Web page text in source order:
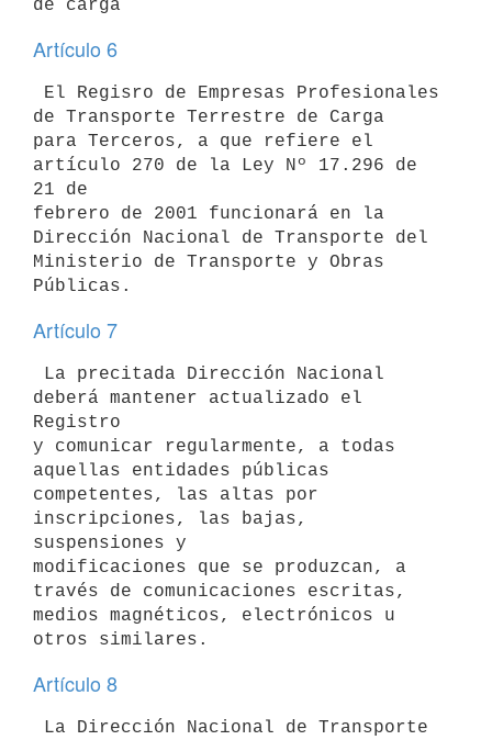
Artículo 6
de Transporte Terrestre de Carga
para Terceros, a que refiere el
artículo 270 de la Ley Nº 17.296 de
21 de
febrero de 2001 funcionará en la
Dirección Nacional de Transporte del
Ministerio de Transporte y Obras
Artículo 7
deberá mantener actualizado el
Registro
y comunicar regularmente, a todas
aquellas entidades públicas
competentes, las altas por
inscripciones, las bajas,
suspensiones y
modificaciones que se produzcan, a
través de comunicaciones escritas,
medios magnéticos, electrónicos u
Artículo 8